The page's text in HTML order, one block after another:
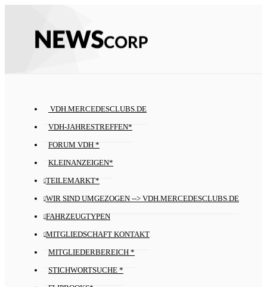
VDH.MERCEDESCLUBS.DE
VDH-JAHRESTREFFEN*
FORUM VDH *
KLEINANZEIGEN*
TEILEMARKT*
WIR SIND UMGEZOGEN --> VDH.MERCEDESCLUBS.DE
FAHRZEUGTYPEN
MITGLIEDSCHAFT KONTAKT
MITGLIEDERBEREICH *
STICHWORTSUCHE *